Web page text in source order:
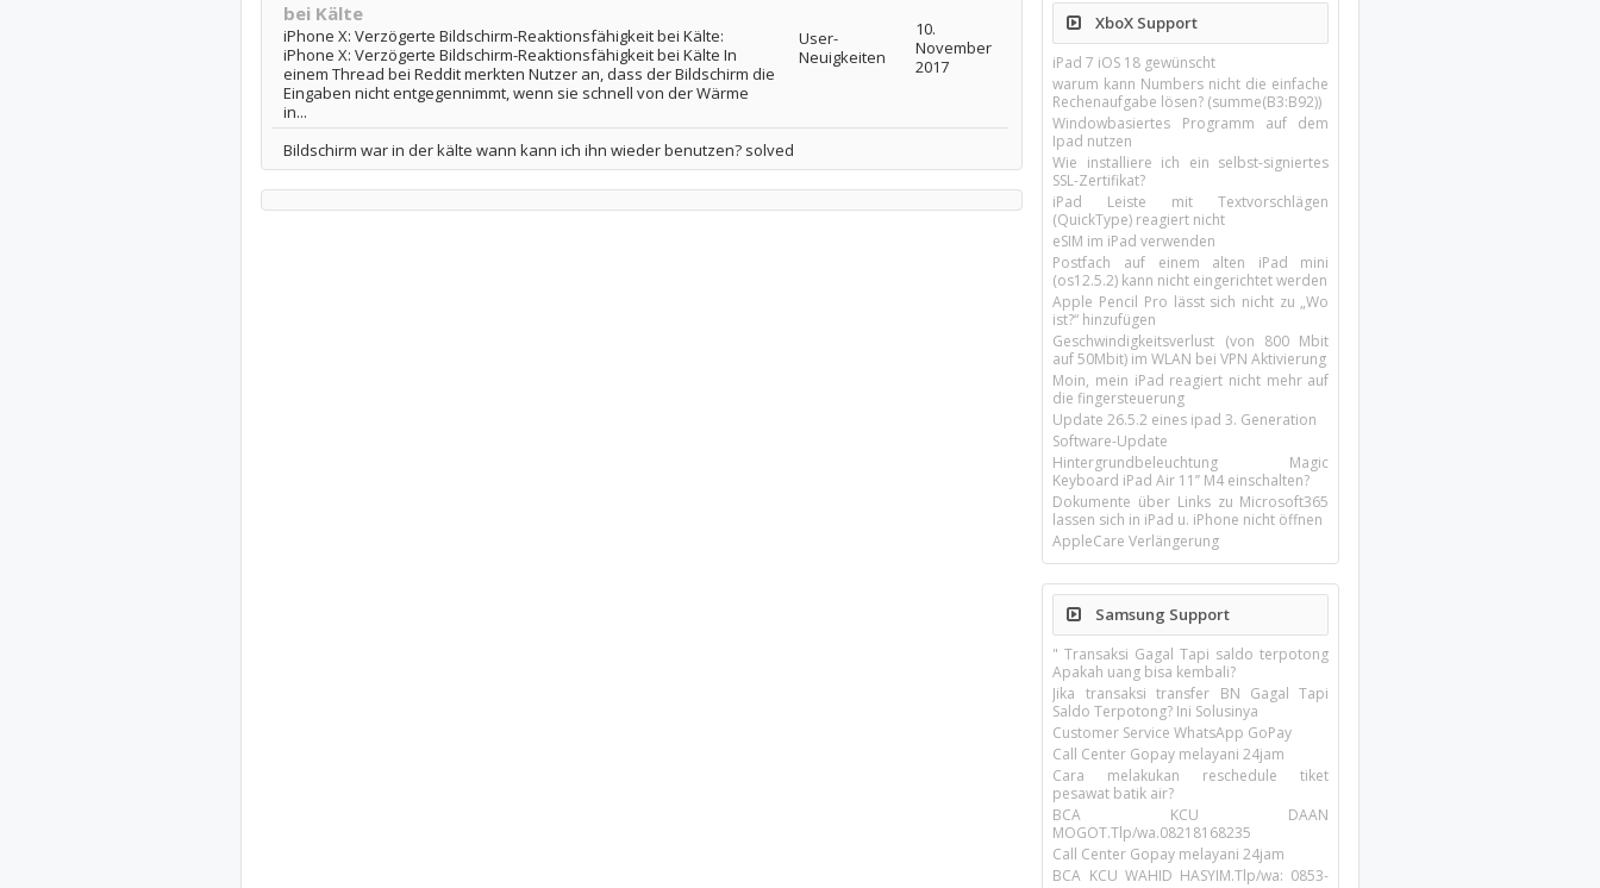
bei Kälte
iPhone X: Verzögerte Bildschirm-Reaktionsfähigkeit bei Kälte:
iPhone X: Verzögerte Bildschirm-Reaktionsfähigkeit bei Kälte In
einem Thread bei Reddit merkten Nutzer an, dass der Bildschirm die
Eingaben nicht entgegennimmt, wenn sie schnell von der Wärme
in...
User-
Neuigkeiten
10.
November
2017
Bildschirm war in der kälte wann kann ich ihn wieder benutzen? solved
XboX Support
iPad 7 iOS 18 gewünscht
warum kann Numbers nicht die einfache
Rechenaufgabe lösen? (summe(B3:B92))
Windowbasiertes Programm auf dem
Ipad nutzen
Wie installiere ich ein selbst-signiertes
SSL-Zertifikat?
iPad Leiste mit Textvorschlägen
(QuickType) reagiert nicht
eSIM im iPad verwenden
Postfach auf einem alten iPad mini
(os12.5.2) kann nicht eingerichtet werden
Apple Pencil Pro lässt sich nicht zu „Wo
ist?“ hinzufügen
Geschwindigkeitsverlust (von 800 Mbit
auf 50Mbit) im WLAN bei VPN Aktivierung
Moin, mein iPad reagiert nicht mehr auf
die fingersteuerung
Update 26.5.2 eines ipad 3. Generation
Software-Update
Hintergrundbeleuchtung Magic
Keyboard iPad Air 11’’ M4 einschalten?
Dokumente über Links zu Microsoft365
lassen sich in iPad u. iPhone nicht öffnen
AppleCare Verlängerung
Samsung Support
" Transaksi Gagal Tapi saldo terpotong
Apakah uang bisa kembali?
Jika transaksi transfer BN Gagal Tapi
Saldo Terpotong? Ini Solusinya
Customer Service WhatsApp GoPay
Call Center Gopay melayani 24jam
Cara melakukan reschedule tiket
pesawat batik air?
BCA KCU DAAN
MOGOT.Tlp/wa.08218168235
Call Center Gopay melayani 24jam
BCA KCU WAHID HASYIM.Tlp/wa: 0853-